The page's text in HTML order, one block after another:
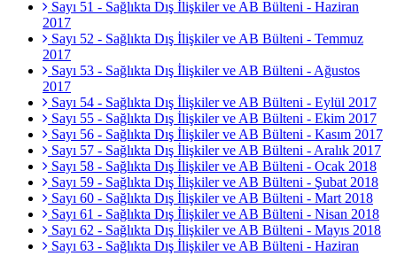
Sayı 51 - Sağlıkta Dış İlişkiler ve AB Bülteni - Haziran
2017
Sayı 52 - Sağlıkta Dış İlişkiler ve AB Bülteni - Temmuz
2017
Sayı 53 - Sağlıkta Dış İlişkiler ve AB Bülteni - Ağustos
2017
Sayı 54 - Sağlıkta Dış İlişkiler ve AB Bülteni - Eylül 2017
Sayı 55 - Sağlıkta Dış İlişkiler ve AB Bülteni - Ekim 2017
Sayı 56 - Sağlıkta Dış İlişkiler ve AB Bülteni - Kasım 2017
Sayı 57 - Sağlıkta Dış İlişkiler ve AB Bülteni - Aralık 2017
Sayı 58 - Sağlıkta Dış İlişkiler ve AB Bülteni - Ocak 2018
Sayı 59 - Sağlıkta Dış İlişkiler ve AB Bülteni - Şubat 2018
Sayı 60 - Sağlıkta Dış İlişkiler ve AB Bülteni - Mart 2018
Sayı 61 - Sağlıkta Dış İlişkiler ve AB Bülteni - Nisan 2018
Sayı 62 - Sağlıkta Dış İlişkiler ve AB Bülteni - Mayıs 2018
Sayı 63 - Sağlıkta Dış İlişkiler ve AB Bülteni - Haziran